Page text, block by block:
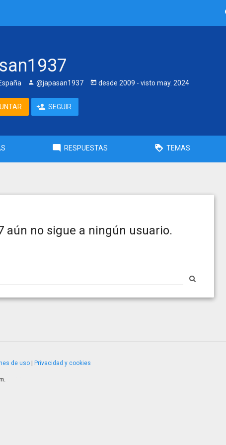
@japasan1937 desde 2009 - visto may. 2024
SEGUIR
RESPUESTAS TEMAS
aún no sigue a ningún usuario.
de uso Privacidad y cookies